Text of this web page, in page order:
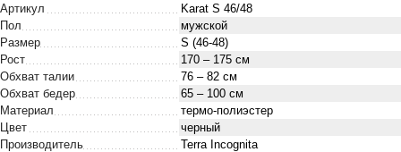
Артикул
Karat S 46/48
Пол
мужской
Размер
S (46-48)
Рост
170 – 175 см
Обхват талии
76 – 82 см
Обхват бедер
65 – 100 см
Материал
термо-полиэстер
Цвет
черный
Производитель
Terra Incognita